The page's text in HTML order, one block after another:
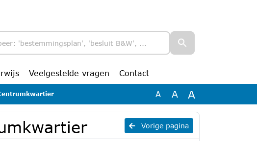
Veelgestelde vragen Contact
A A A
Vorige pagina